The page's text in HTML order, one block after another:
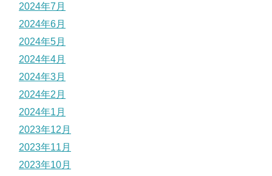
2024年7月
2024年6月
2024年5月
2024年4月
2024年3月
2024年2月
2024年1月
2023年12月
2023年11月
2023年10月